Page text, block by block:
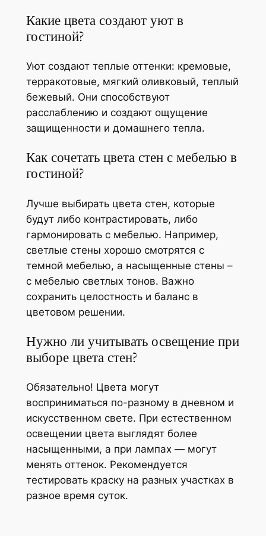
Какие цвета создают уют в
гостиной?
Уют создают теплые оттенки: кремовые,
терракотовые, мягкий оливковый, теплый
бежевый. Они способствуют
расслаблению и создают ощущение
защищенности и домашнего тепла.
Как сочетать цвета стен с мебелью в
гостиной?
Лучше выбирать цвета стен, которые
будут либо контрастировать, либо
гармонировать с мебелью. Например,
светлые стены хорошо смотрятся с
темной мебелью, а насыщенные стены –
с мебелью светлых тонов. Важно
сохранить целостность и баланс в
цветовом решении.
Нужно ли учитывать освещение при
выборе цвета стен?
Обязательно! Цвета могут
восприниматься по-разному в дневном и
искусственном свете. При естественном
освещении цвета выглядят более
насыщенными, а при лампах — могут
менять оттенок. Рекомендуется
тестировать краску на разных участках в
разное время суток.